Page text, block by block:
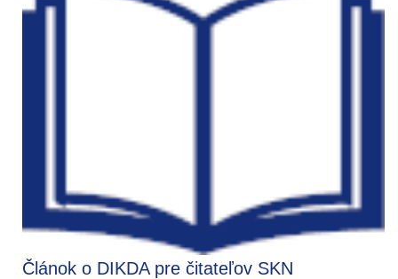
Článok o DIKDA pre čitateľov SKN